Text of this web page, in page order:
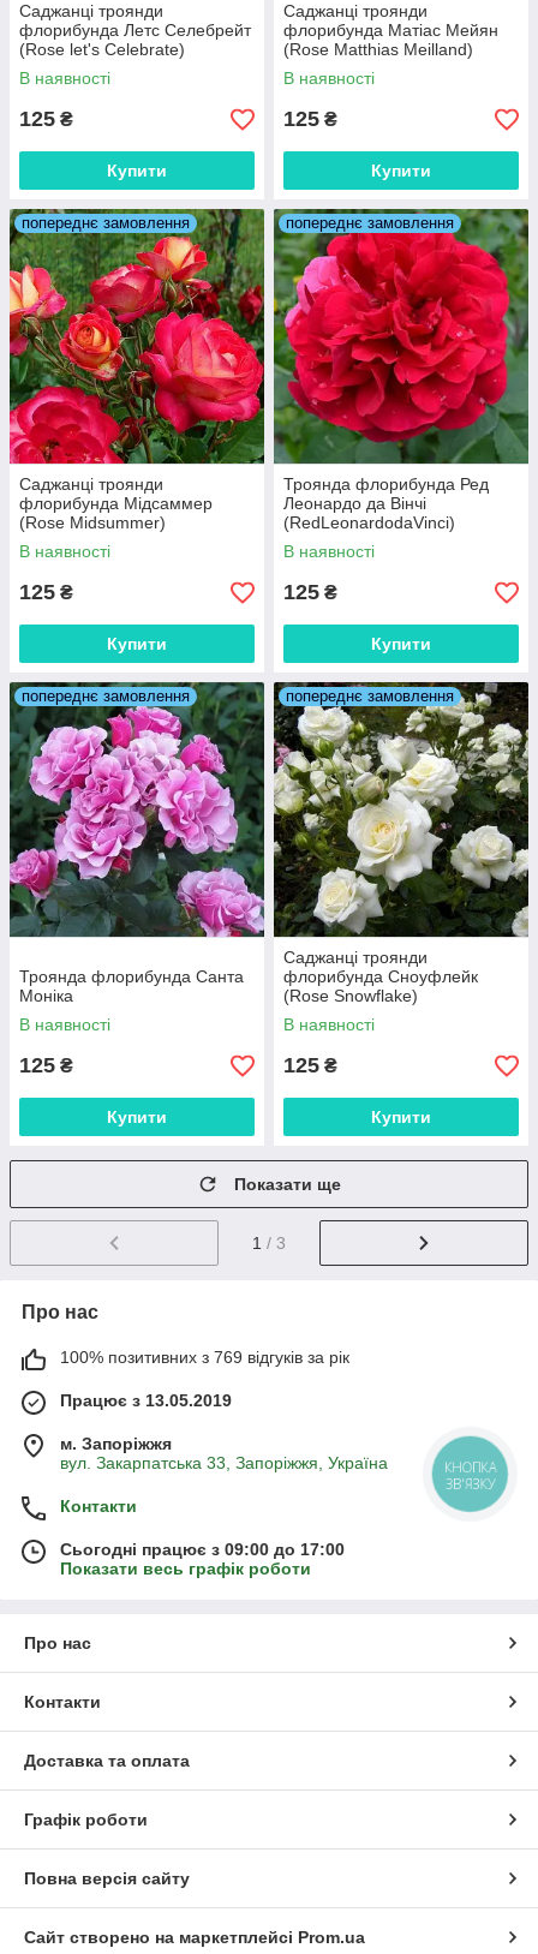
Саджанці троянди
флорибунда Летс Селебрейт
(Rose let's Celebrate)
В наявності
125 ₴
Купити
Саджанці троянди
флорибунда Матіас Мейян
(Rose Matthias Meilland)
В наявності
125 ₴
Купити
попереднє замовлення
Саджанці троянди
флорибунда Мідсаммер
(Rose Midsummer)
В наявності
125 ₴
Купити
попереднє замовлення
Троянда флорибунда Ред
Леонардо да Вінчі
(RedLeonardodaVinci)
В наявності
125 ₴
Купити
попереднє замовлення
Троянда флорибунда Санта
Моніка
В наявності
125 ₴
Купити
попереднє замовлення
Саджанці троянди
флорибунда Сноуфлейк
(Rose Snowflake)
В наявності
125 ₴
Купити
Показати ще
1 / 3
Про нас
100% позитивних з 769 відгуків за рік
Працює з 13.05.2019
м. Запоріжжя
вул. Закарпатська 33, Запоріжжя, Україна
Контакти
Сьогодні працює з 09:00 до 17:00
Показати весь графік роботи
Про нас
Контакти
Доставка та оплата
Графік роботи
Повна версія сайту
Сайт створено на маркетплейсі Prom.ua
КНОПКА
ЗВ'ЯЗКУ